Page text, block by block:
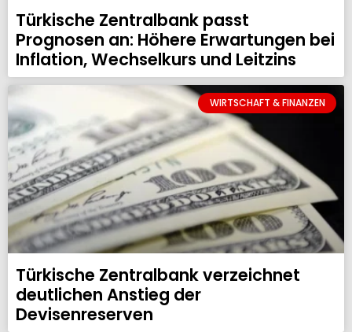
Türkische Zentralbank passt
Prognosen an: Höhere Erwartungen bei
Inflation, Wechselkurs und Leitzins
WIRTSCHAFT & FINANZEN
Türkische Zentralbank verzeichnet
deutlichen Anstieg der
Devisenreserven